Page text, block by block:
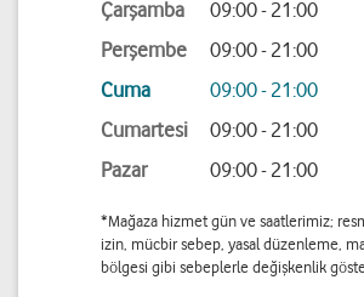
Çarşamba
09:00 - 21:00
Perşembe
09:00 - 21:00
Cuma
09:00 - 21:00
Cumartesi
09:00 - 21:00
Pazar
09:00 - 21:00
*Mağaza hizmet gün ve saatlerimiz;
izin, mücbir sebep, yasal düzenleme,
bölgesi gibi sebeplerle değişkenlik